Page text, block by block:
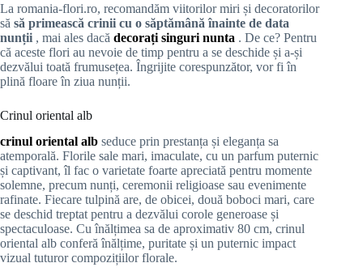
La romania-flori.ro, recomandăm viitorilor miri și decoratorilor
să să primească crinii cu o săptămână înainte de data
nunții , mai ales dacă decorați singuri nunta . De ce? Pentru
că aceste flori au nevoie de timp pentru a se deschide și a-și
dezvălui toată frumusețea. Îngrijite corespunzător, vor fi în
plină floare în ziua nunții.
Crinul oriental alb
crinul oriental alb seduce prin prestanța și eleganța sa
atemporală. Florile sale mari, imaculate, cu un parfum puternic
și captivant, îl fac o varietate foarte apreciată pentru momente
solemne, precum nunți, ceremonii religioase sau evenimente
rafinate. Fiecare tulpină are, de obicei, două boboci mari, care
se deschid treptat pentru a dezvălui corole generoase și
spectaculoase. Cu înălțimea sa de aproximativ 80 cm, crinul
oriental alb conferă înălțime, puritate și un puternic impact
vizual tuturor compozițiilor florale.